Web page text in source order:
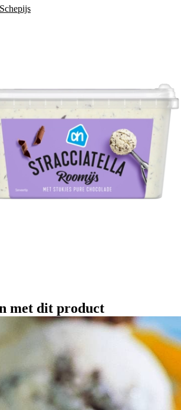
Schepijs
met dit product